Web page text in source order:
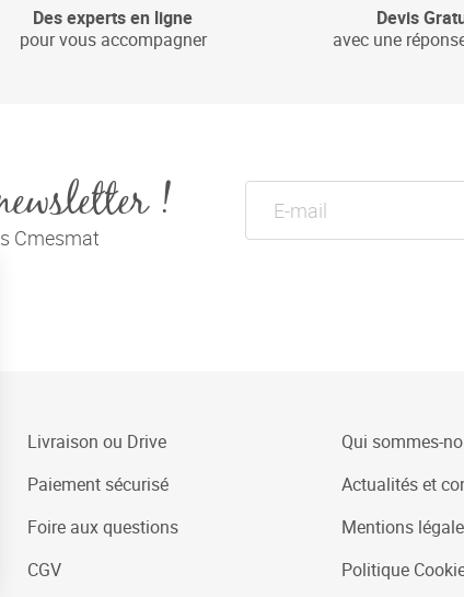
Des experts en ligne
pour vous accompagner
Devis
avec une
!
Cmesmat
Livraison ou Drive
Paiement sécurisé
Foire aux questions
CGV
Qui sommes-
Actualités et
Mentions
Politique